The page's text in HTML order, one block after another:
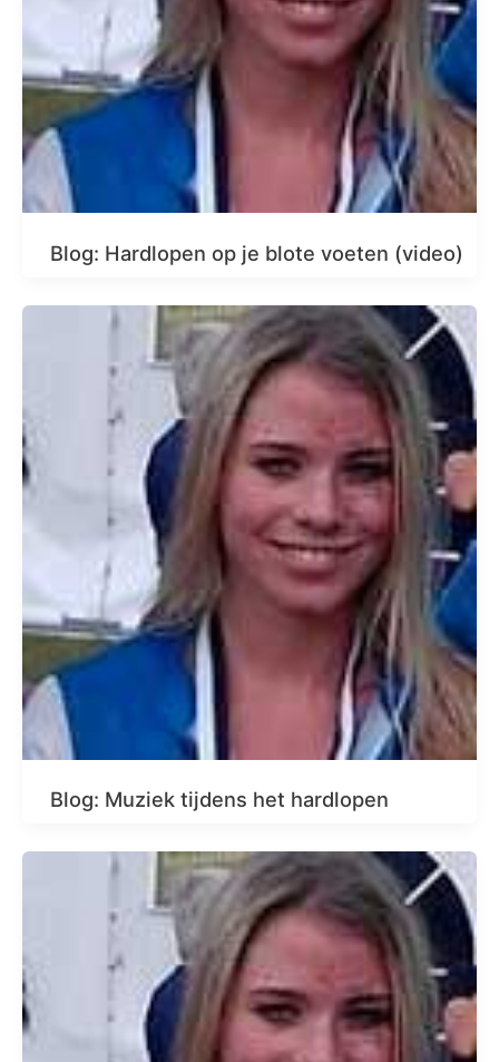
Blog: Hardlopen op je blote voeten (video)
Blog: Muziek tijdens het hardlopen